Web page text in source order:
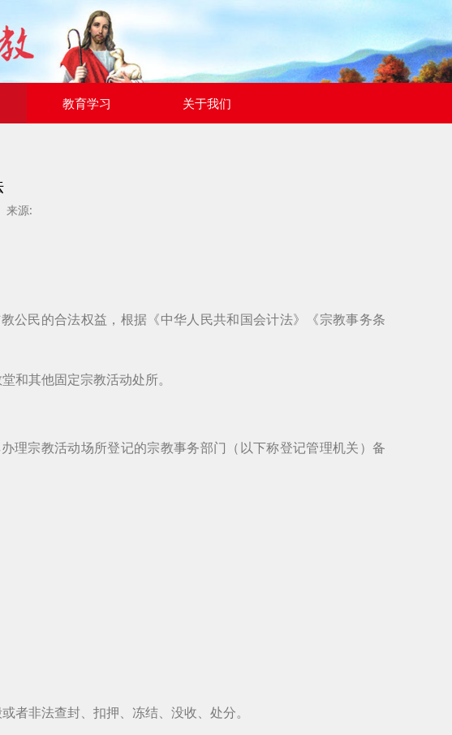
教育学习 关于我们
来源:
公民的合法权益，根据《中华人民共和国会计法》《宗教事务条
和其他固定宗教活动处所。
理宗教活动场所登记的宗教事务部门（以下称登记管理机关）备
者非法查封、扣押、冻结、没收、处分。